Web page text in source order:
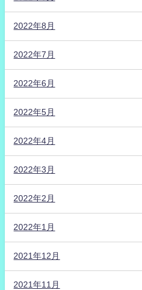
2022年8月
2022年7月
2022年6月
2022年5月
2022年4月
2022年3月
2022年2月
2022年1月
2021年12月
2021年11月